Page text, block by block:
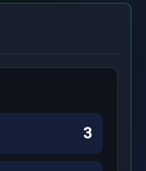
3